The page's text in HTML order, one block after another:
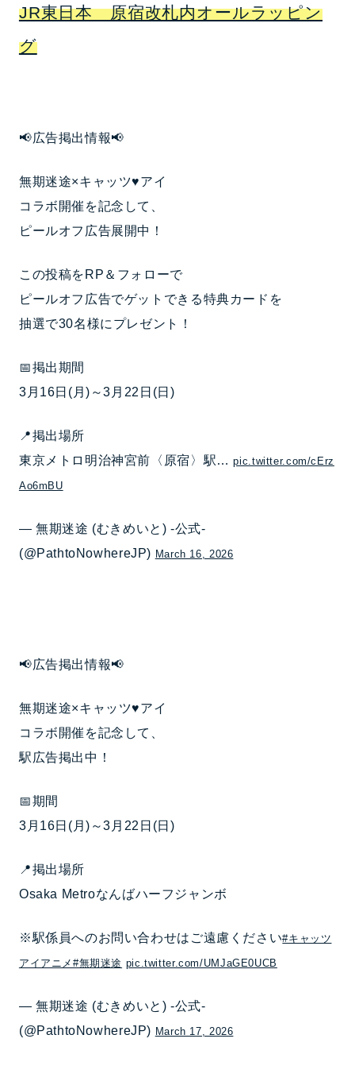
JR東日本 原宿改札内オールラッピン
グ
📢広告掲出情報📢
無期迷途×キャッツ♥アイ
コラボ開催を記念して、
ピールオフ広告展開中！
この投稿をRP＆フォローで
ピールオフ広告でゲットできる特典カードを
抽選で30名様にプレゼント！
📅掲出期間
3月16日(月)～3月22日(日)
📍掲出場所
東京メトロ明治神宮前〈原宿〉駅…pic.twitter.com/cErz
Ao6mBU
— 無期迷途 (むきめいと) -公式-
(@PathtoNowhereJP) March 16, 2026
📢広告掲出情報📢
無期迷途×キャッツ♥アイ
コラボ開催を記念して、
駅広告掲出中！
📅期間
3月16日(月)～3月22日(日)
📍掲出場所
Osaka Metroなんばハーフジャンボ
※駅係員へのお問い合わせはご遠慮ください#キャッツ
アイアニメ #無期迷途 pic.twitter.com/UMJaGE0UCB
— 無期迷途 (むきめいと) -公式-
(@PathtoNowhereJP) March 17, 2026